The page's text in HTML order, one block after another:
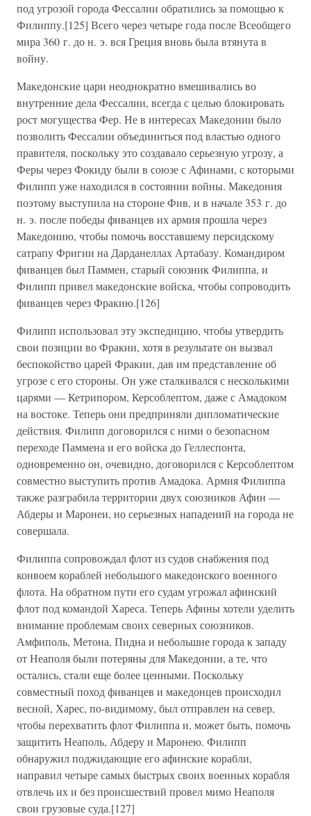
под угрозой города Фессалии обратились за помощью к
Филиппу.[125] Всего через четыре года после Всеобщего
мира 360 г. до н. э. вся Греция вновь была втянута в
войну.
Македонские цари неоднократно вмешивались во
внутренние дела Фессалии, всегда с целью блокировать
рост могущества Фер. Не в интересах Македонии было
позволить Фессалии объединиться под властью одного
правителя, поскольку это создавало серьезную угрозу, а
Феры через Фокиду были в союзе с Афинами, с которыми
Филипп уже находился в состоянии войны. Македония
поэтому выступила на стороне Фив, и в начале 353 г. до
н. э. после победы фиванцев их армия прошла через
Македонию, чтобы помочь восставшему персидскому
сатрапу Фригии на Дарданеллах Артабазу. Командиром
фиванцев был Паммен, старый союзник Филиппа, и
Филипп привел македонские войска, чтобы сопроводить
фиванцев через Фракию.[126]
Филипп использовал эту экспедицию, чтобы утвердить
свои позиции во Фракии, хотя в результате он вызвал
беспокойство царей Фракии, дав им представление об
угрозе с его стороны. Он уже сталкивался с несколькими
царями — Кетрипором, Керсоблептом, даже с Амадоком
на востоке. Теперь они предприняли дипломатические
действия. Филипп договорился с ними о безопасном
переходе Паммена и его войска до Геллеспонта,
одновременно он, очевидно, договорился с Керсоблептом
совместно выступить против Амадока. Армия Филиппа
также разграбила территории двух союзников Афин —
Абдеры и Маронеи, но серьезных нападений на города не
совершала.
Филиппа сопровождал флот из судов снабжения под
конвоем кораблей небольшого македонского военного
флота. На обратном пути его судам угрожал афинский
флот под командой Хареса. Теперь Афины хотели уделить
внимание проблемам своих северных союзников.
Амфиполь, Метона, Пидна и небольшие города к западу
от Неаполя были потеряны для Македонии, а те, что
остались, стали еще более ценными. Поскольку
совместный поход фиванцев и македонцев происходил
весной, Харес, по-видимому, был отправлен на север,
чтобы перехватить флот Филиппа и, может быть, помочь
защитить Неаполь, Абдеру и Маронею. Филипп
обнаружил поджидающие его афинские корабли,
направил четыре самых быстрых своих военных корабля
отвлечь их и без происшествий провел мимо Неаполя
свои грузовые суда.[127]